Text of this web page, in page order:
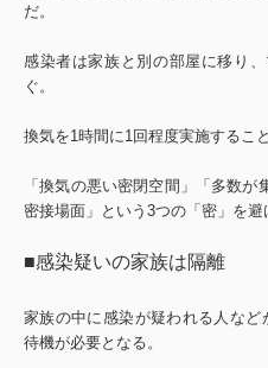
だ。
感染者は家族と別の部屋に移り
ぐ。
換気を1時間に1回程度実施するこ
「換気の悪い密閉空間」「多数
密接場面」という3つの「密」を避
■感染疑いの家族は隔離
家族の中に感染が疑われる人な
待機が必要となる。